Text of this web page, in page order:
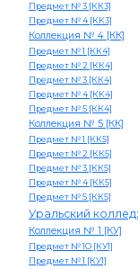
Предмет № 3 [КК3]
Предмет № 4 [КК3]
Коллекция № 4 [КК]
Предмет № 1 [КК4]
Предмет № 2 [КК4]
Предмет № 3 [КК4]
Предмет № 4 [КК4]
Предмет № 5 [КК4]
Коллекция № 5 [КК]
Предмет № 1 [КК5]
Предмет № 2 [КК5]
Предмет № 3 [КК5]
Предмет № 4 [КК5]
Предмет № 5 [КК5]
Уральский
Коллекция № 1 [КУ]
Предмет № 1О [КУ1]
Предмет № 1 [КУ1]